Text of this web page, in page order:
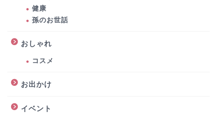
健康
孫のお世話
おしゃれ
コスメ
お出かけ
イベント